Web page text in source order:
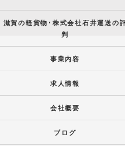
滋賀の軽貨物･株式会社石井運送の
判
事業内容
求人情報
会社概要
ブログ